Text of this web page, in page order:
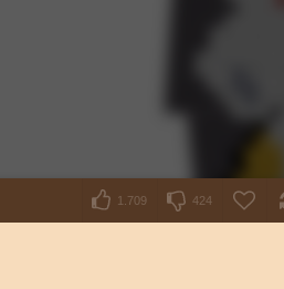
1.709 424